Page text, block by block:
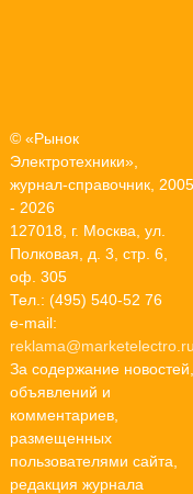
© «Рынок
Электротехники»,
журнал-справочник, 2005
- 2026
127018, г. Москва, ул.
Полковая, д. 3, стр. 6,
оф. 305
Тел.: (495) 540-52 76
e-mail:
reklama@marketelectro.ru
За содержание новостей,
объявлений и
комментариев,
размещенных
пользователями сайта,
редакция журнала